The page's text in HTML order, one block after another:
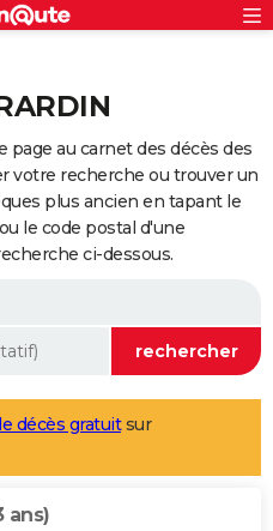
au carnet des décès des
votre recherche ou trouver un
plus ancien en tapant le
le code postal d'une
ci-dessous.
décès gratuitsur
ans)